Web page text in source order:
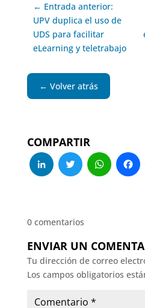
← Entrada anterior:
UPV duplica el uso de
UDS para facilitar
eLearning y teletrabajo
← Volver atrás
COMPARTIR
LinkedIn
0 comentarios
ENVIAR UN
Tu dirección de correo
Los campos obligatorios